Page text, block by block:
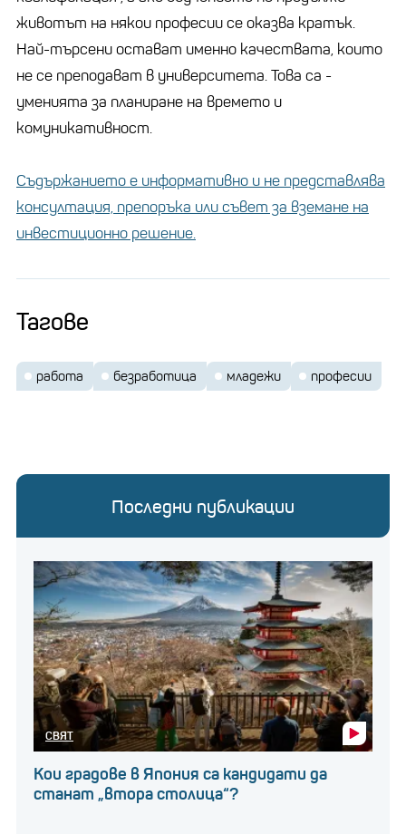
животът на някои професии се оказва кратък.
Най-търсени остават именно качествата, които
не се преподават в университета. Това са -
уменията за планиране на времето и
комуникативност.
Съдържанието е информативно и не представлява
консултация, препоръка или съвет за вземане на
инвестиционно решение.
Тагове
работа безработица младежи професии
Последни публикации
СВЯТ
Кои градове в Япония са кандидати да
станат „втора столица“?